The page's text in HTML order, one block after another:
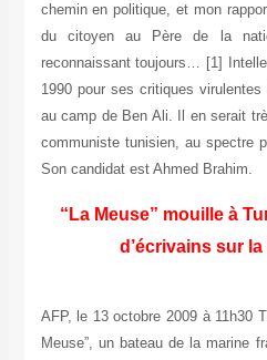
chemin en politique, et mon
du citoyen au Père de la
reconnaissant toujours… [1]
1990 pour ses critiques
au camp de Ben Ali. Il en serait
communiste tunisien, au spectre
Son candidat est Ahmed Brahim.
“La Meuse” mouille à
d’écrivains sur
AFP, le 13 octobre 2009 à 11h30
Meuse”, un bateau de la marine